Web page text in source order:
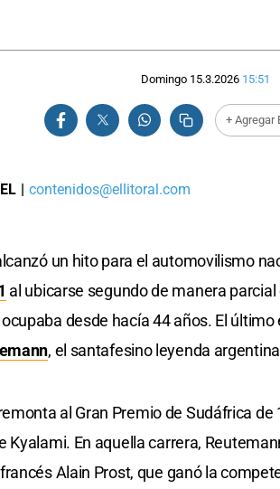
Domingo 15.3.2026 15:51
+ Agregar
| contenidos@ellitoral.com
un hito para el automovilismo
al ubicarse segundo de manera
desde hacía 44 años. El
, el santafesino leyenda
al Gran Premio de Sudáfrica
Kyalami. En aquella carrera,
Alain Prost, que ganó la